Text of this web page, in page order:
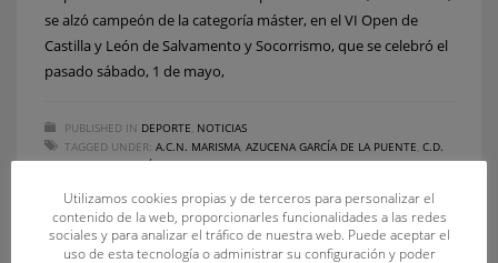
se alzó campeón de la categoría máster, en el VI Open de
Castilla y León de Salvamento y Socorrismo, que se celebró el
pasado sábado, 1 de mayo,
PUBLISHED IN DEPORTE NOTICIAS
TAGGED UNDER: A.C.N. MARISMA AZUCENA GARCÍA DE LA PUENTE C.D.
OCA SOS,CLUB ACUÁTICO UMIA,CLUB SALVAMENTO 27 GRADOS,DAVID
JOAQUÍN MARTÍN ARCONADA,JOSÉ LUIS MARTÍN LAPRESA,MARÍA PILAR
GARCÍA GUILLÉN MAYA TASIS CALLEJA,MNÁSTER
Utilizamos cookies propias y de terceros para personalizar el
contenido de la web, proporcionarles funcionalidades a las redes
sociales y para analizar el tráfico de nuestra web. Puede aceptar el
uso de esta tecnología o administrar su configuración y poder